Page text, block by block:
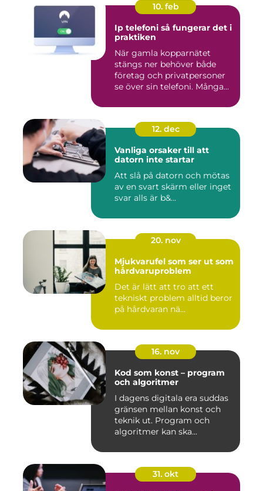
10. feb
Ip telefoni så fungerar det i
praktiken
När gamla kopparnätet
stängs ner behöver både
företag och privatpersoner
se över sin telefoni. Många...
12. dec
Vanliga orsaker till att
datorn inte startar
Att slå på datorn och mötas
av en svart skärm eller inget
svar alls är b&...
20. nov
Mjukvarufel som ser ut som
hårdvaruproblem
Det är lätt att tro att ett
tekniskt problem alltid beror
på hårdvaran nä...
16. nov
Kod som konst – program
och algoritmer
I dagens digitala era suddas
gränsen mellan konst och
teknik ut. Program och
algoritmer kan ska...
31. okt